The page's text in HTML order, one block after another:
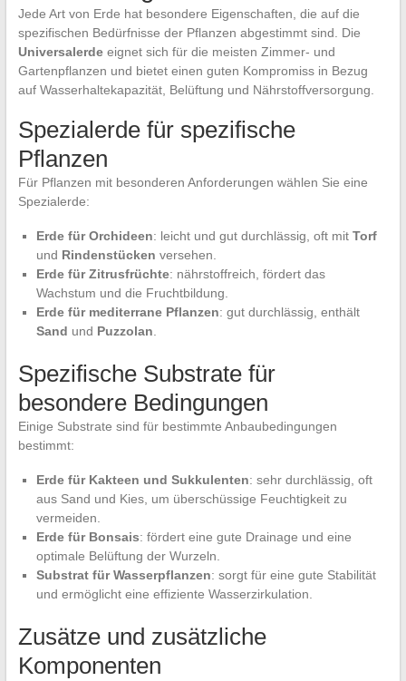
Jede Art von Erde hat besondere Eigenschaften, die auf die
spezifischen Bedürfnisse der Pflanzen abgestimmt sind. Die
Universalerdeeignet sich für die meisten Zimmer- und
Gartenpflanzen und bietet einen guten Kompromiss in Bezug
auf Wasserhaltekapazität, Belüftung und Nährstoffversorgung.
Spezialerde für spezifische
Pflanzen
Für Pflanzen mit besonderen Anforderungen wählen Sie eine
Spezialerde:
Erde für Orchideen: leicht und gut durchlässig, oft mit Torf
und Rindenstücken versehen.
Erde für Zitrusfrüchte: nährstoffreich, fördert das
Wachstum und die Fruchtbildung.
Erde für mediterrane Pflanzen: gut durchlässig, enthält
Sand und Puzzolan.
Spezifische Substrate für
besondere Bedingungen
Einige Substrate sind für bestimmte Anbaubedingungen
bestimmt:
Erde für Kakteen und Sukkulenten: sehr durchlässig, oft
aus Sand und Kies, um überschüssige Feuchtigkeit zu
vermeiden.
Erde für Bonsais: fördert eine gute Drainage und eine
optimale Belüftung der Wurzeln.
Substrat für Wasserpflanzen: sorgt für eine gute Stabilität
und ermöglicht eine effiziente Wasserzirkulation.
Zusätze und zusätzliche
Komponenten